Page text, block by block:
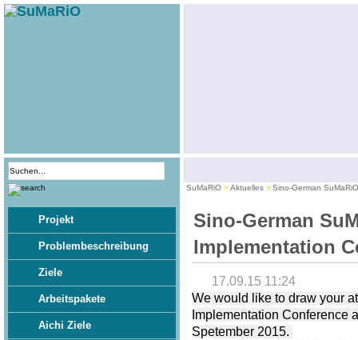
Projekt
Problembeschreibung
Ziele
Arbeitspakete
Aichi Ziele
SuMaRiO Aktuelles Sino-German
Sino-German
Implementation
17.09.15 11:24
We would like to draw your
Implementation Conference
Spetember 2015.